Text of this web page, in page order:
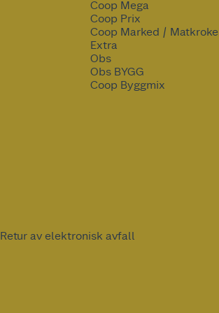
Coop Mega
Coop Prix
Coop Marked /
Extra
Obs
Obs BYGG
Coop Byggmix
Retur av elektronisk avfall